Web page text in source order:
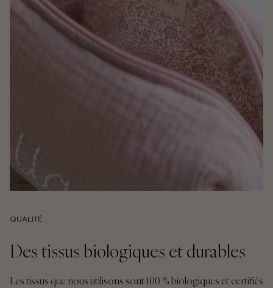
QUALITÉ
Des tissus biologiques et durables
Les tissus que nous utilisons sont 100 % biologiques et certifiés